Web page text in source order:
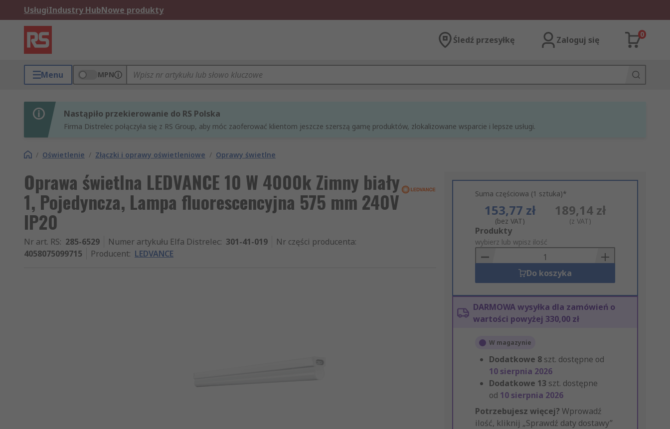
UsługiIndustry HubNowe produkty
Śledź przesyłkę Zaloguj się
0
Menu MPN
Nastąpiło przekierowanie do RS Polska
Firma Distrelec połączyła się z RS Group, aby móc zaoferować klientom jeszcze szerszą gamę produktów, zlokalizowane wsparcie i lepsze usługi.
/ Oświetlenie / Złączki i oprawy oświetleniowe / Oprawy świetlne
Oprawa świetlna LEDVANCE 10 W 4000k Zimny biały
1, Pojedyncza, Lampa fluorescencyjna 575 mm 240V
IP20
Nr art. RS: 285-6529 Numer artykułu Elfa Distrelec: 301-41-019 Nr części producenta:
4058075099715
Producent: LEDVANCE
Suma częściowa (1 sztuka)*
153,77 zł
(bez VAT)
189,14 zł
(z VAT)
Add
to
Basket
Produkty
wybierz lub wpisz ilość
Do koszyka
DARMOWA wysyłka dla zamówień o
wartości powyżej 330,00 zł
W magazynie
Dodatkowe 8 szt. dostępne od
10 sierpnia 2026
Dodatkowe 13 szt. dostępne
od 10 sierpnia 2026
Potrzebujesz więcej? Wprowadź
ilość, kliknij „Sprawdź daty dostawy”